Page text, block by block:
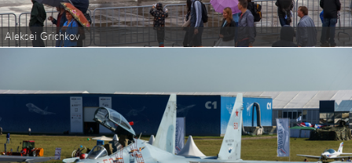
Aleksei Grichkov